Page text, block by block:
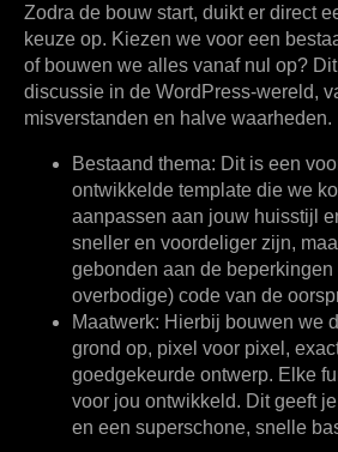
Zodra de bouw start, duikt er direct
keuze op. Kiezen we voor een
of bouwen we alles vanaf nul op?
discussie in de WordPress-wereld,
misverstanden en halve waarheden.
Bestaand thema: Dit is een
ontwikkelde template die we
aanpassen aan jouw huisstijl
sneller en voordeliger zijn,
gebonden aan de beperkingen
overbodige) code van de
Maatwerk: Hierbij bouwen we
grond op, pixel voor pixel,
goedgekeurde ontwerp. Elke
voor jou ontwikkeld. Dit geeft
en een superschone, snelle